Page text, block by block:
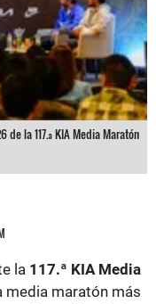
la 117.ª KIA Media Maratón
la 117.ª KIA Media
media maratón más